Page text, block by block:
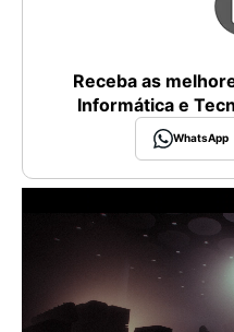
Receba as
Informática e
WhatsApp